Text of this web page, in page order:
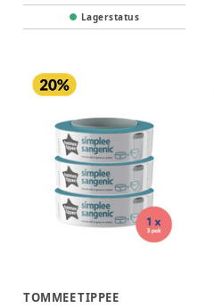
Lagerstatus
TOMMEE TIPPEE